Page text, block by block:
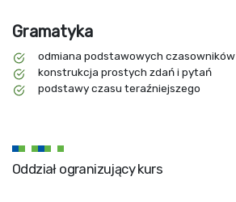
Gramatyka
odmiana podstawowych czasowników
konstrukcja prostych zdań i pytań
podstawy czasu teraźniejszego
Oddział ogranizujący kurs